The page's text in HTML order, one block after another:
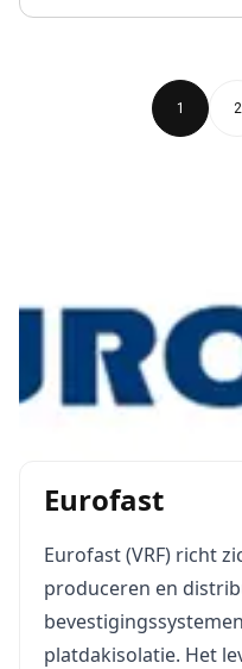
1 2
Eurofast
Eurofast (VRF) richt
produceren en
platdakisolatie. Het